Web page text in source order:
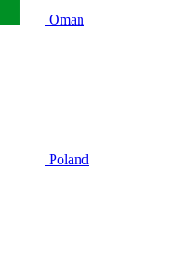
Oman
Poland